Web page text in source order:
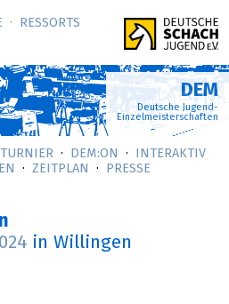
RESSORTS
DEM
Deutsche Jugend-
Einzelmeisterschaften
TURNIER DEM:ON
INTERAKTIV
ZEITPLAN PRESSE
in Willingen